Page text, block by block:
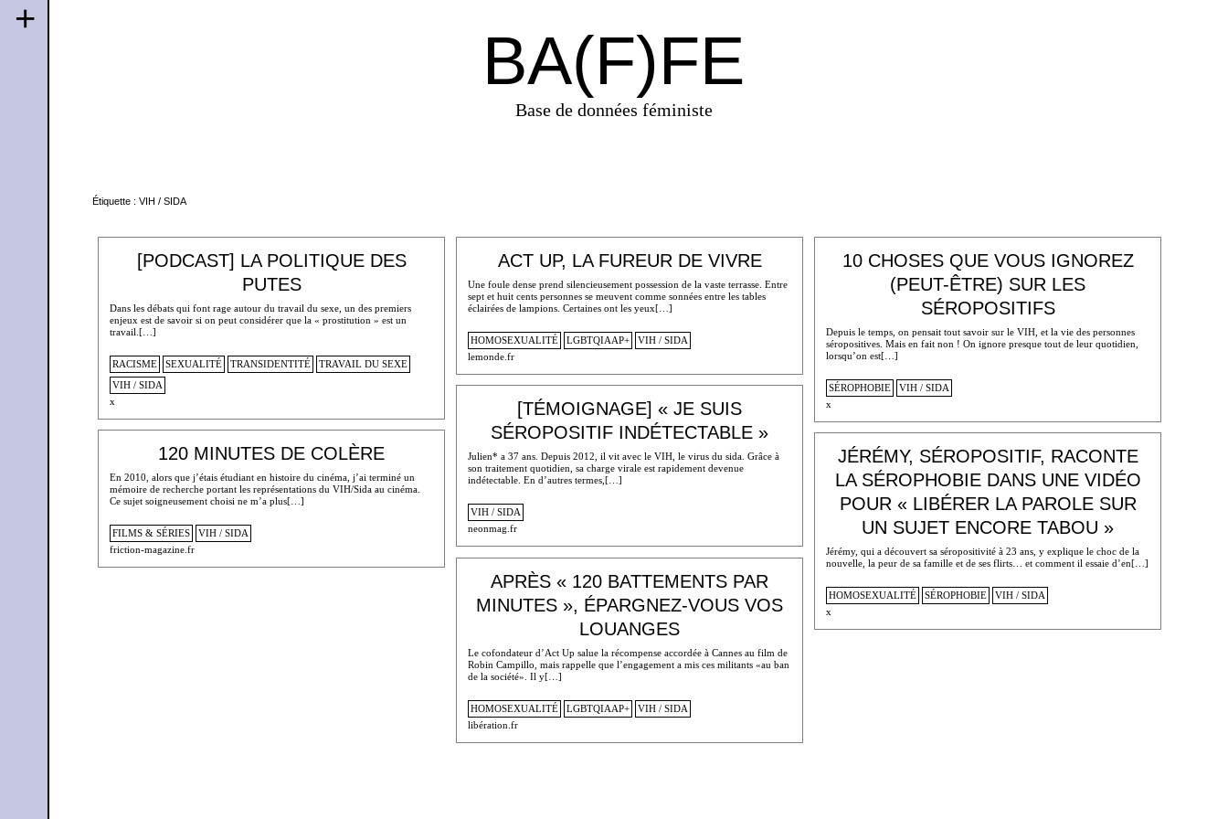
BA(F)FE
Base de données féministe
+
Étiquette : VIH / SIDA
[PODCAST] LA POLITIQUE DES
PUTES
Dans les débats qui font rage autour du travail du sexe, un des premiers
enjeux est de savoir si on peut considérer que la « prostitution » est un
travail.[…]
RACISME SEXUALITÉ TRANSIDENTITÉ
TRAVAIL DU SEXE
VIH / SIDA
x
ACT UP, LA FUREUR DE VIVRE
Une foule dense prend silencieusement possession de la vaste terrasse. Entre
sept et huit cents personnes se meuvent comme sonnées entre les tables
éclairées de lampions. Certaines ont les yeux[…]
HOMOSEXUALITÉ LGBTQIAAP+
VIH / SIDA
lemonde.fr
10 CHOSES QUE VOUS IGNOREZ
(PEUT-ÊTRE) SUR LES
SÉROPOSITIFS
Depuis le temps, on pensait tout savoir sur le VIH, et la vie des personnes
séropositives. Mais en fait non ! On ignore presque tout de leur quotidien,
lorsqu’on est[…]
SÉROPHOBIE
VIH / SIDA
x
[TÉMOIGNAGE] « JE SUIS
SÉROPOSITIF INDÉTECTABLE »
Julien* a 37 ans. Depuis 2012, il vit avec le VIH, le virus du sida. Grâce à
son traitement quotidien, sa charge virale est rapidement devenue
indétectable. En d’autres termes,[…]
VIH / SIDA
neonmag.fr
120 MINUTES DE COLÈRE
En 2010, alors que j’étais étudiant en histoire du cinéma, j’ai terminé un
mémoire de recherche portant les représentations du VIH/Sida au cinéma.
Ce sujet soigneusement choisi ne m’a plus[…]
FILMS & SÉRIES
VIH / SIDA
friction-magazine.fr
JÉRÉMY, SÉROPOSITIF, RACONTE
LA SÉROPHOBIE DANS UNE VIDÉO
POUR « LIBÉRER LA PAROLE SUR
UN SUJET ENCORE TABOU »
Jérémy, qui a découvert sa séropositivité à 23 ans, y explique le choc de la
nouvelle, la peur de sa famille et de ses flirts… et comment il essaie d’en[…]
HOMOSEXUALITÉ SÉROPHOBIE
VIH / SIDA
x
APRÈS « 120 BATTEMENTS PAR
MINUTES », ÉPARGNEZ-VOUS VOS
LOUANGES
Le cofondateur d’Act Up salue la récompense accordée à Cannes au film de
Robin Campillo, mais rappelle que l’engagement a mis ces militants «au ban
de la société». Il y[…]
HOMOSEXUALITÉ LGBTQIAAP+
VIH / SIDA
libération.fr